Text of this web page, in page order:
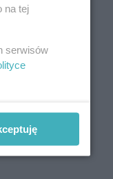
na tej
serwisów